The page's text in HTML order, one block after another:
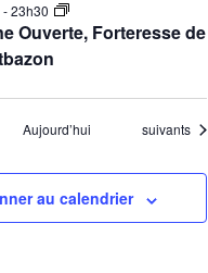
Ouverte, Forteresse de
-23h30
Aujourd’hui Évènements
suivants
au calendrier